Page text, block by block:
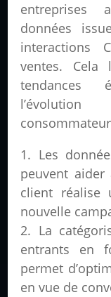
entreprises
données
interactions
ventes.
tendances
Les
peuvent aider
client réalise
nouvelle
La
entrants en
permet
en vue de